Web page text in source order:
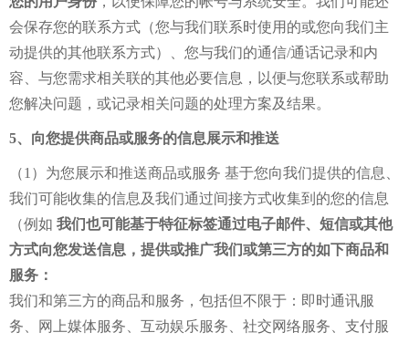
会保存您的联系方式（您与我们联系时使用的或您向我们主
动提供的其他联系方式）、您与我们的通信/通话记录和内
容、与您需求相关联的其他必要信息，以便与您联系或帮助
您解决问题，或记录相关问题的处理方案及结果。
5、向您提供商品或服务的信息展示和推送
（1）为您展示和推送商品或服务 基于您向我们提供的信息、
我们可能收集的信息及我们通过间接方式收集到的您的信息
（例如 我们也可能基于特征标签通过电子邮件、短信或其他
方式向您发送信息，提供或推广我们或第三方的如下商品和
服务：
我们和第三方的商品和服务，包括但不限于：即时通讯服
务、网上媒体服务、互动娱乐服务、社交网络服务、支付服